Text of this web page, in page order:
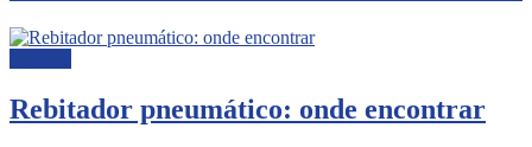
Rebitador pneumático: onde encontrar